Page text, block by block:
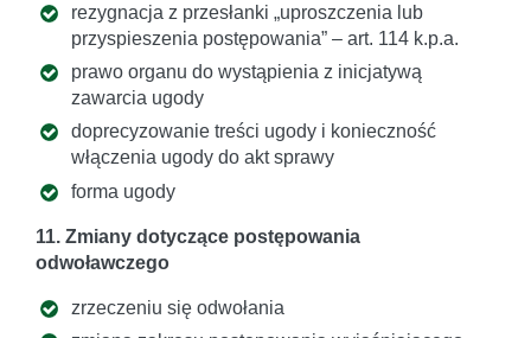
rezygnacja z przesłanki „uproszczenia lub
przyspieszenia postępowania” – art. 114 k.p.a.
prawo organu do wystąpienia z inicjatywą
zawarcia ugody
doprecyzowanie treści ugody i konieczność
włączenia ugody do akt sprawy
forma ugody
11. Zmiany dotyczące postępowania
odwoławczego
zrzeczeniu się odwołania